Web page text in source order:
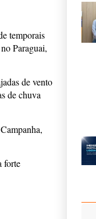
temporais
Paraguai,
de vento
de chuva
forte